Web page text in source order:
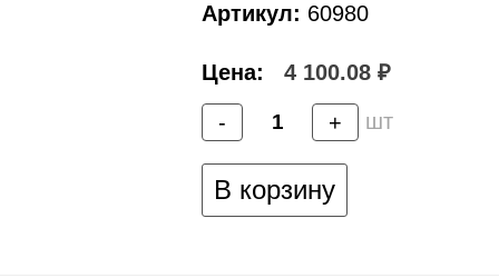
Артикул: 60980
Цена: 4 100.08 ₽
- + шт
В корзину